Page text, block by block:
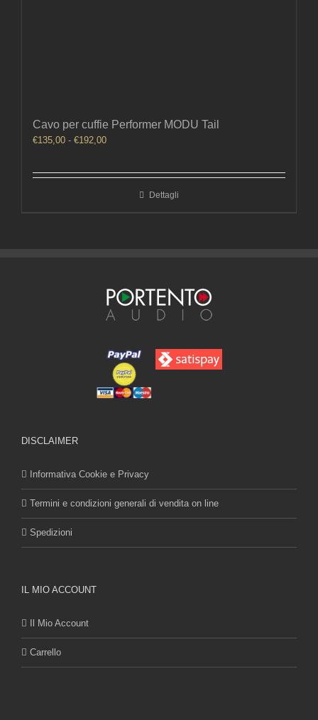
Cavo per cuffie Performer MODU Tail
€135,00 - €192,00Fascia
Dettagli
DISCLAIMER
Informativa Cookie e Privacy
Termini e condizioni generali di vendita on line
Spedizioni
IL MIO ACCOUNT
Il Mio Account
Carrello